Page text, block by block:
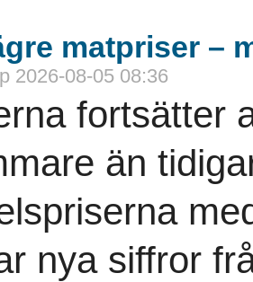
matpriser –
2026-08-05 08:36
fortsätter
än
nya siffror